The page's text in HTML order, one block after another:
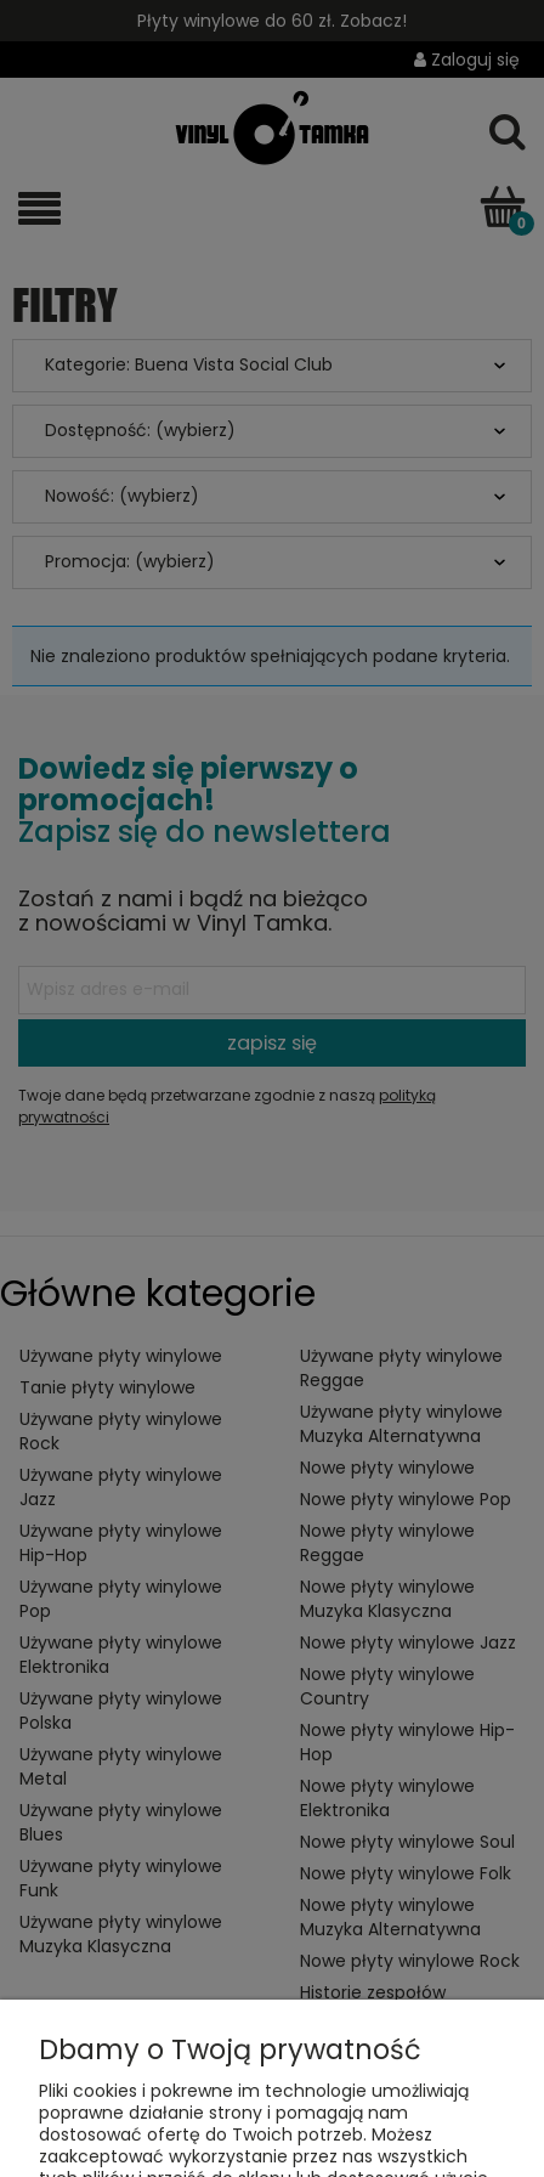
Płyty winylowe do 60 zł. Zobacz!
Zaloguj się
FILTRY
Kategorie: Buena Vista Social Club
Dostępność: (wybierz)
Nowość: (wybierz)
Promocja: (wybierz)
Nie znaleziono produktów spełniających podane kryteria.
Dowiedz się pierwszy o
promocjach!
Zapisz się do newslettera
Zostań z nami i bądź na bieżąco
z nowościami w Vinyl Tamka.
zapisz się
Twoje dane będą przetwarzane zgodnie z naszą polityką
prywatności
Główne kategorie
Używane płyty winylowe
Tanie płyty winylowe
Używane płyty winylowe
Rock
Używane płyty winylowe
Jazz
Używane płyty winylowe
Hip-Hop
Używane płyty winylowe
Pop
Używane płyty winylowe
Elektronika
Używane płyty winylowe
Polska
Używane płyty winylowe
Metal
Używane płyty winylowe
Blues
Używane płyty winylowe
Funk
Używane płyty winylowe
Muzyka Klasyczna
Używane płyty winylowe
Reggae
Używane płyty winylowe
Muzyka Alternatywna
Nowe płyty winylowe
Nowe płyty winylowe Pop
Nowe płyty winylowe
Reggae
Nowe płyty winylowe
Muzyka Klasyczna
Nowe płyty winylowe Jazz
Nowe płyty winylowe
Country
Nowe płyty winylowe Hip-
Hop
Nowe płyty winylowe
Elektronika
Nowe płyty winylowe Soul
Nowe płyty winylowe Folk
Nowe płyty winylowe
Muzyka Alternatywna
Nowe płyty winylowe Rock
Historie zespołów
Kontakt:
Dbamy o Twoją prywatność
Pliki cookies i pokrewne im technologie umożliwiają
poprawne działanie strony i pomagają nam
dostosować ofertę do Twoich potrzeb. Możesz
zaakceptować wykorzystanie przez nas wszystkich